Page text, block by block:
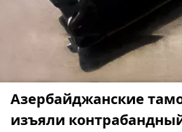
Азербайджанские
изъяли